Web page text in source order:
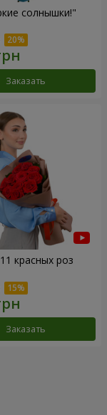
солнышки!"
Заказать
красных роз
Заказать